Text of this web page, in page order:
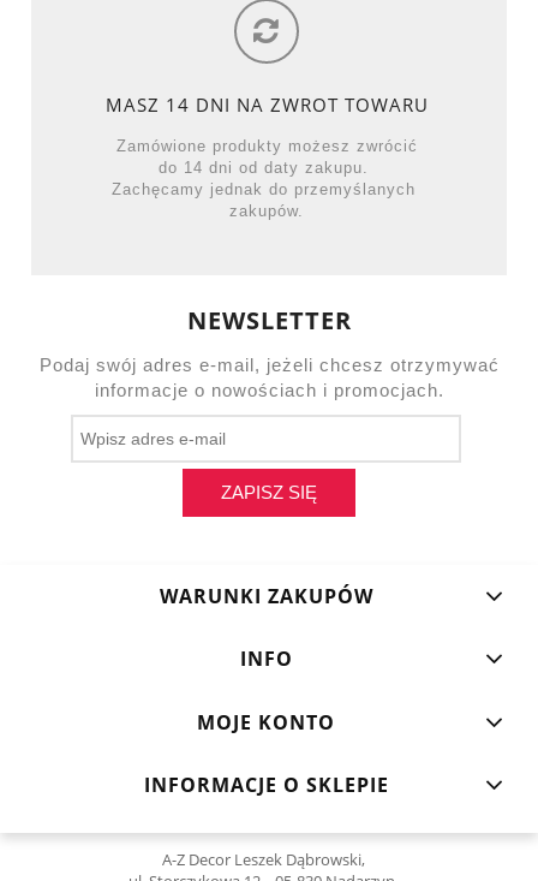
MASZ 14 DNI NA ZWROT TOWARU
Zamówione produkty możesz zwrócić
do 14 dni od daty zakupu.
Zachęcamy jednak do przemyślanych
zakupów.
NEWSLETTER
Podaj swój adres e-mail, jeżeli chcesz otrzymywać
informacje o nowościach i promocjach.
ZAPISZ SIĘ
WARUNKI ZAKUPÓW
INFO
MOJE KONTO
INFORMACJE O SKLEPIE
A-Z Decor Leszek Dąbrowski,